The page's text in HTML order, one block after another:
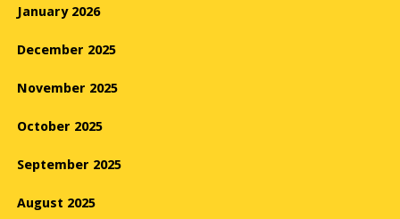
January 2026
December 2025
November 2025
October 2025
September 2025
August 2025